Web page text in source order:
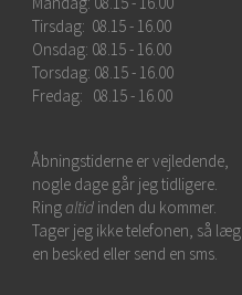
Tirsdag: 08.15 - 16.00
Onsdag: 08.15 - 16.00
Torsdag: 08.15 - 16.00
Fredag: 08.15 - 16.00
Åbningstiderne er vejledende,
nogle dage går jeg tidligere.
Ringaltid inden du kommer.
Tager jeg ikke telefonen, så læg
en besked eller send en sms.